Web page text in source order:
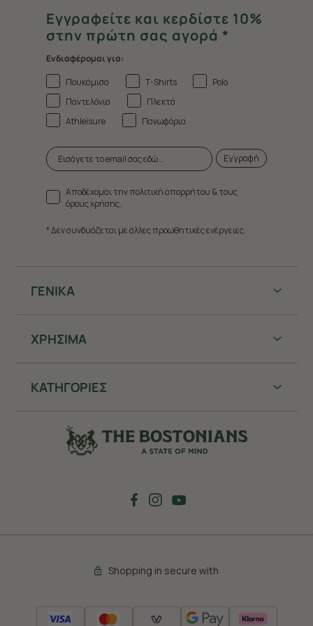
ΓΕΝΙΚΑ
ΧΡHΣΙΜΑ
ΚΑΤΗΓΟΡΙΕΣ
Εγγραφείτε και κερδίστε 10%
στην πρώτη σας αγορά *
Ενδιαφέρομαι για:
Πουκάμισα
T-Shirts
Polo
Παντελόνια
Πλεκτά
Athleisure
Πανωφόρια
Εγγραφή
Αποδέχομαι την πολιτική απορρήτου & τους
όρους χρήσης.
* Δεν συνδυάζεται με άλλες προωθητικές ενέργειες.
Shopping in secure with